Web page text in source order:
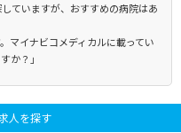
ていますが、おすすめの病院はあ
マイナビコメディカルに載ってい
？」
人を探す